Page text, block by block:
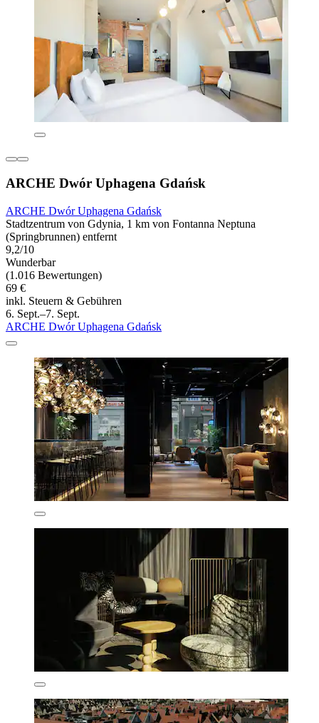
ARCHE Dwór Uphagena Gdańsk
ARCHE Dwór Uphagena Gdańsk
Stadtzentrum von Gdynia, 1 km von Fontanna Neptuna
(Springbrunnen) entfernt
9,2/10
Wunderbar
(1.016 Bewertungen)
69 €
inkl. Steuern & Gebühren
6. Sept.–7. Sept.
ARCHE Dwór Uphagena Gdańsk